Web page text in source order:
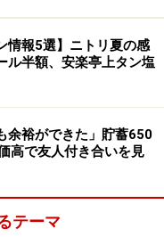
用にお金をかけてい
としてもケチりたく
たいし、それこそが
地の有名なものや、
いたい」
行への思いが感じら
情報5選】ニトリ夏の感
ル半額、安楽亭上タン塩
余裕ができた」貯蓄650
高で友人付き合いを見
テーマ